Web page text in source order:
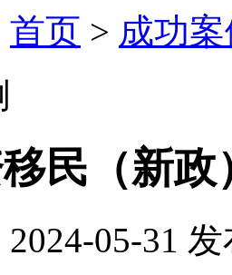
首页 > 成功
民（新政
05-31 发